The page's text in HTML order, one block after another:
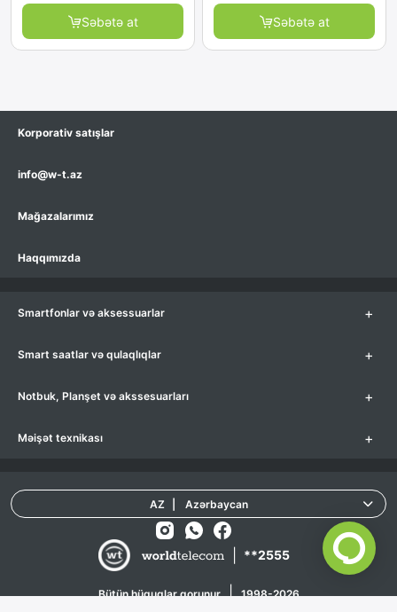
Səbətə at Səbətə at
Korporativ satışlar
info@w-t.az
Mağazalarımız
Haqqımızda
Smartfonlar və aksessuarlar +
Smart saatlar və qulaqlıqlar +
Notbuk, Planşet və akssesuarları +
Məişət texnikası +
**2555
Bütün hüquqlar qorunur | 1998-2026
AZ Azərbaycan